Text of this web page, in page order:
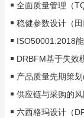
全面质量管理（
稳健参数设计（田
ISO50001:2018
DRBFM基于失效
产品质量先期策
供应链与采购的
六西格玛设计（